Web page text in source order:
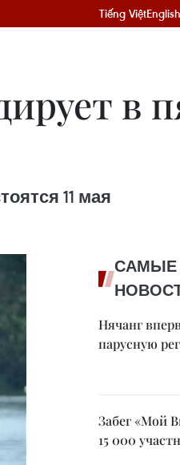
Tiếng ViệtEnglish
в
11 мая
САМЫЕ
Нячанг
парусную
Забег «Мой
15 000